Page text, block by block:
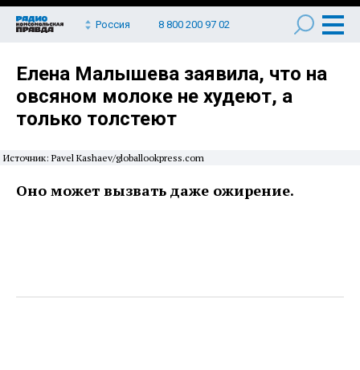
Россия 8 800 200 97 02
Елена Малышева заявила, что на
овсяном молоке не худеют, а
только толстеют
Источник: Pavel Kashaev/globallookpress.com
Оно может вызвать даже ожирение.